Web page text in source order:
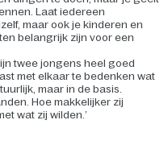
Laat iedereen
maar ook je kinderen en
belangrijk zijn voor een
twee jongens heel goed
met elkaar te bedenken wat
maar in de basis.
Hoe makkelijker zij
wat zij wilden.’